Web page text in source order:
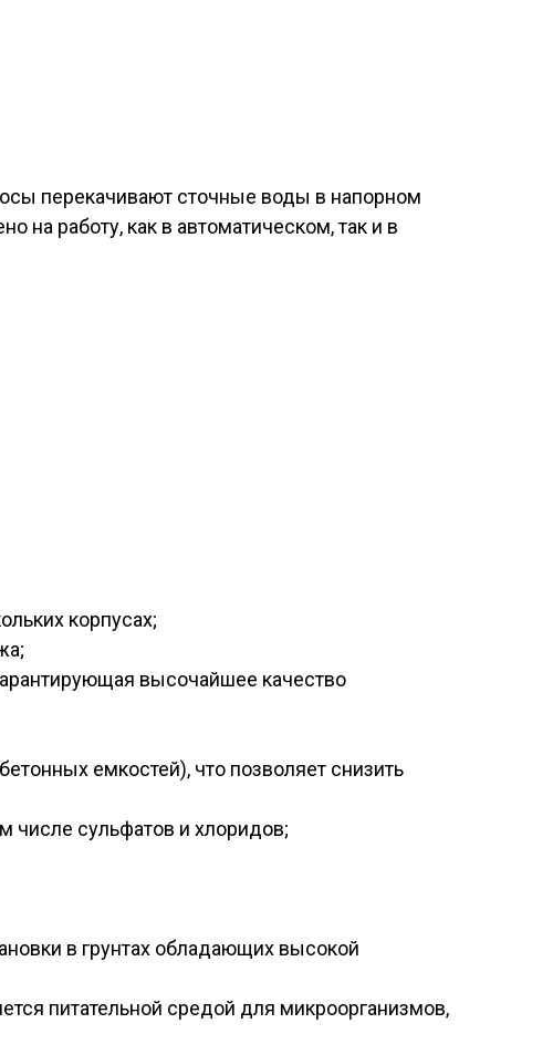
перекачивают сточные воды в напорном
работу, как в автоматическом, так и в
корпусах;
высочайшее качество
емкостей), что позволяет снизить
числе сульфатов и хлоридов;
в грунтах обладающих высокой
питательной средой для микроорганизмов,